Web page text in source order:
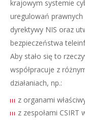
krajowym systemie
uregulowań
dyrektywy NIS oraz
bezpieczeństwa
Aby stało się to
współpracuje z
działaniach, np.:
z organami
z zespołami CSIRT